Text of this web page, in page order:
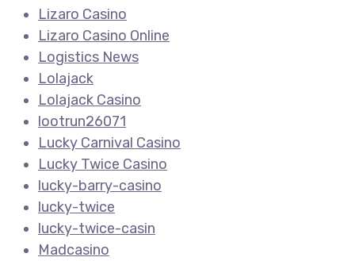
Lizaro Casino
Lizaro Casino Online
Logistics News
Lolajack
Lolajack Casino
lootrun26071
Lucky Carnival Casino
Lucky Twice Casino
lucky-barry-casino
lucky-twice
lucky-twice-casin
Madcasino